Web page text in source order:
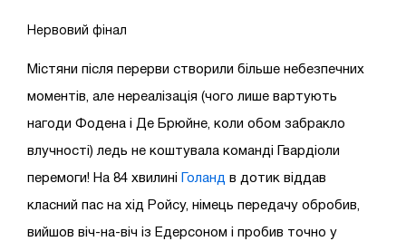
Нервовий фінал
Містяни після перерви створили більше небезпечних
моментів, але нереалізація (чого лише вартують
нагоди Фодена і Де Брюйне, коли обом забракло
влучності) ледь не коштувала команді Гвардіоли
перемоги! На 84 хвилині Голанд в дотик віддав
класний пас на хід Ройсу, німець передачу обробив,
вийшов віч-на-віч із Едерсоном і пробив точно у